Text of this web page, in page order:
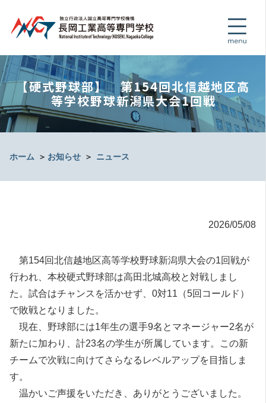
【硬式野球部】 第154回北信越地区高
等学校野球新潟県大会1回戦
ホーム ＞ お知らせ ＞ ニュース
2026/05/08
第154回北信越地区高等学校野球新潟県大会の1回戦が
行われ、本校硬式野球部は高田北城高校と対戦しまし
た。試合はチャンスを活かせず、0対11（5回コールド）
で敗戦となりました。
現在、野球部には1年生の選手9名とマネージャー2名が
新たに加わり、計23名の学生が所属しています。この新
チームで次戦に向けてさらなるレベルアップを目指しま
す。
温かいご声援をいただき、ありがとうございました。